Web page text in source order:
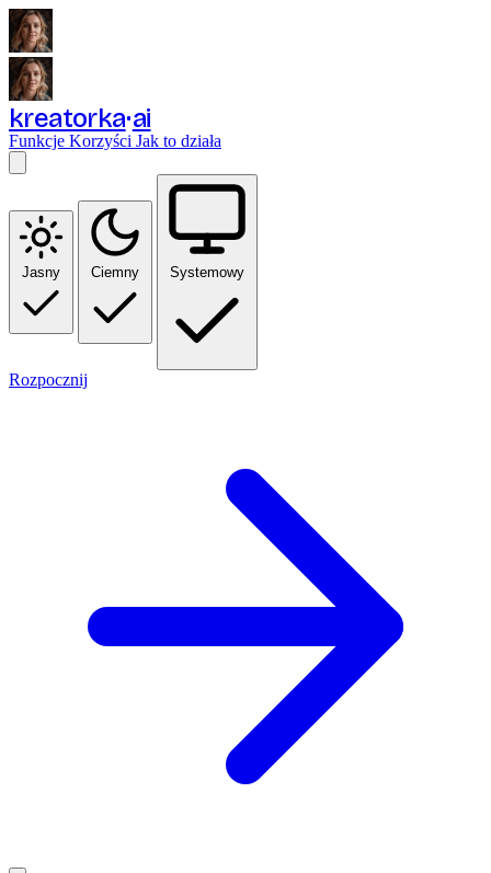
kreatorka ai
Funkcje Korzyści Jak to działa
Jasny Ciemny Systemowy
Rozpocznij